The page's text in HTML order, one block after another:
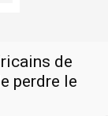
de
perdre le